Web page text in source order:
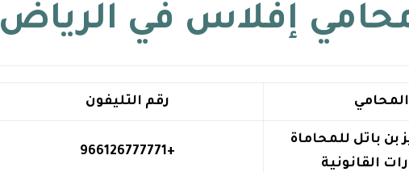
إفلاس في الرياض
رقم التليفون
بن باتل للمحاماة
القانونية
+966126777771